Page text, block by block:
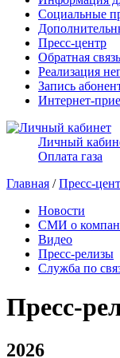
Социальные
Пресс-центр
Обратная связь
Реализация
Запись
Интернет-
Личный
Оплата газа
Главная /Пресс-
Новости
СМИ о
Видео
Пресс-релизы
Служба по
Пресс-
2026